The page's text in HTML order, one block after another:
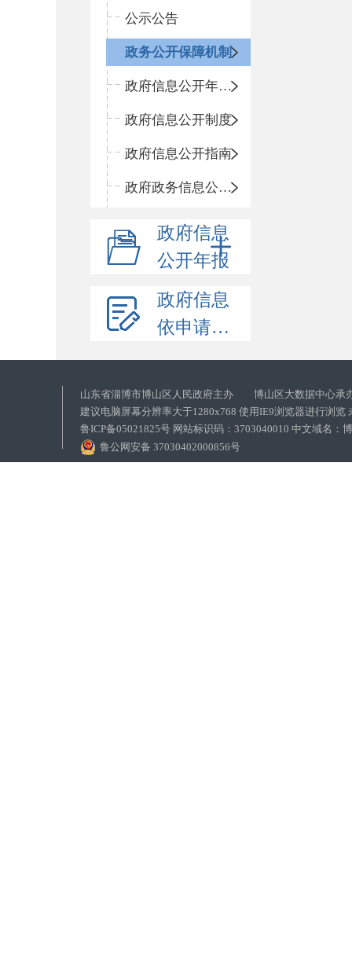
公示公告
政务公开保障机制
政府信息公开年度报告
政府信息公开制度
政府信息公开指南
政府政务信息公开目录
政府信息
公开年报
政府信息
依申请公开
山东省淄博市博山区人民政府主办 博山区大数据中心承
建议电脑屏幕分辨率大于1280x768 使用IE9浏览器进行浏览
鲁ICP备05021825号 网站标识码：3703040010 中文域名：
鲁公网安备 37030402000856号